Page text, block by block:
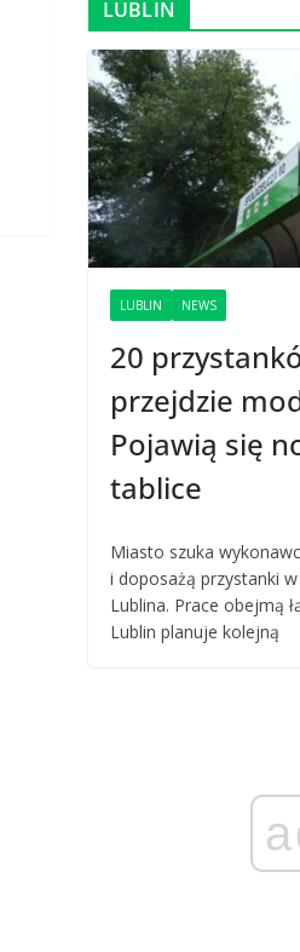
LUBLIN
LUBLIN NEWS
20
przejdzie
Pojawią się
tablice
Miasto szuka
i doposażą przystanki
Lublina. Prace obejmą
Lublin planuje kolejną